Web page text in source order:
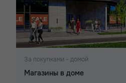
За покупками - домой
Магазины в доме